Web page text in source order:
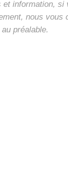
information, si
nous vous
préalable.